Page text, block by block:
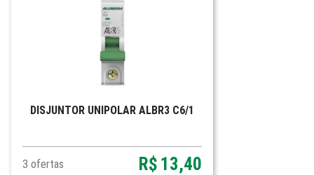
DISJUNTOR UNIPOLAR ALBR3 C6/1
3 ofertas R$ 13,40